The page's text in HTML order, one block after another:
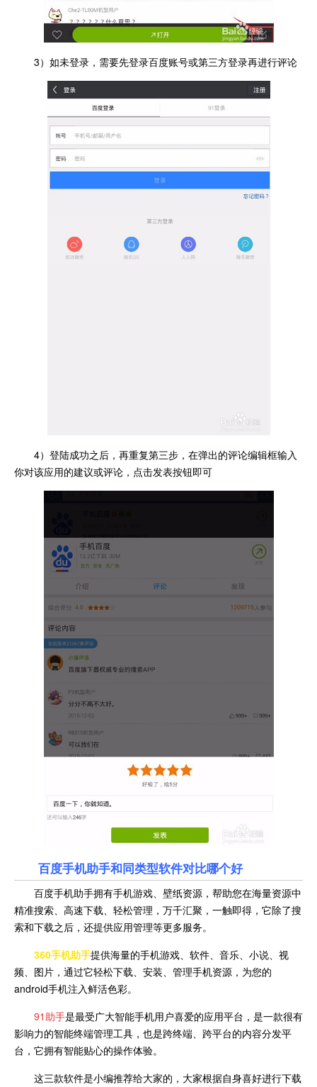
3）如未登录，需要先登录百度账号或第三方登录再进行评论
4）登陆成功之后，再重复第三步，在弹出的评论编辑框输入
你对该应用的建议或评论，点击发表按钮即可
百度手机助手和同类型软件对比哪个好
百度手机助手拥有手机游戏、壁纸资源，帮助您在海量资源中
精准搜索、高速下载、轻松管理，万千汇聚，一触即得，它除了搜
索和下载之后，还提供应用管理等更多服务。
360手机助手提供海量的手机游戏、软件、音乐、小说、视
频、图片，通过它轻松下载、安装、管理手机资源，为您的
android手机注入鲜活色彩。
91助手是最受广大智能手机用户喜爱的应用平台，是一款很有
影响力的智能终端管理工具，也是跨终端、跨平台的内容分发平
台，它拥有智能贴心的操作体验。
这三款软件是小编推荐给大家的，大家根据自身喜好进行下载